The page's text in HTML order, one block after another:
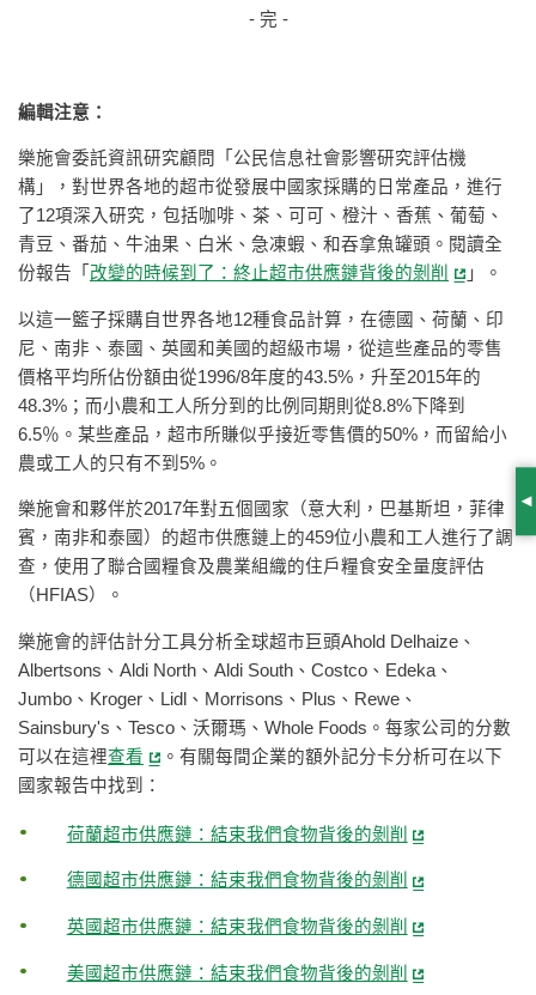
- 完 -
編輯注意：
樂施會委託資訊研究顧問「公民信息社會影響研究評估機
構」，對世界各地的超市從發展中國家採購的日常產品，進行
了12項深入研究，包括咖啡、茶、可可、橙汁、香蕉、葡萄、
青豆、番茄、牛油果、白米、急凍蝦、和吞拿魚罐頭。閱讀全
份報告「 改變的時候到了：終止超市供應鏈背後的剝削 」。
以這一籃子採購自世界各地12種食品計算，在德國、荷蘭、印
尼、南非、泰國、英國和美國的超級市場，從這些產品的零售
價格平均所佔份額由從1996/8年度的43.5%，升至2015年的
48.3%；而小農和工人所分到的比例同期則從8.8%下降到
6.5％。某些產品，超市所賺似乎接近零售價的50%，而留給小
農或工人的只有不到5%。
樂施會和夥伴於2017年對五個國家（意大利，巴基斯坦，菲律
賓，南非和泰國）的超市供應鏈上的459位小農和工人進行了調
查，使用了聯合國糧食及農業組織的住戶糧食安全量度評估
（HFIAS）。
樂施會的評估計分工具分析全球超市巨頭Ahold Delhaize、
Albertsons、Aldi North、Aldi South、Costco、Edeka、
Jumbo、Kroger、Lidl、Morrisons、Plus、Rewe、
Sainsbury's、Tesco、沃爾瑪、Whole Foods。每家公司的分數
可以在這裡查看
。有關每間企業的額外記分卡分析可在以下
國家報告中找到：
荷蘭超市供應鏈：結束我們食物背後的剝削
德國超市供應鏈：結束我們食物背後的剝削
英國超市供應鏈：結束我們食物背後的剝削
美國超市供應鏈：結束我們食物背後的剝削